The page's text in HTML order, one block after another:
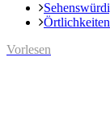
Örtlichkeiten
Vorlesen